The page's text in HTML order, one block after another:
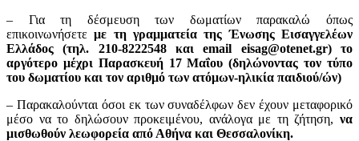
– Για τη δέσμευση των δωματίων παρακαλώ όπως
επικοινωνήσετε με τη γραμματεία της Ένωσης Εισαγγελέων
Ελλάδος (τηλ. 210-8222548 και email eisag@otenet.gr) το
αργότερο μέχρι Παρασκευή 17 Μαΐου (δηλώνοντας τον τύπο
του δωματίου και τον αριθμό των ατόμων-ηλικία παιδιού/ών)
– Παρακαλούνται όσοι εκ των συναδέλφων δεν έχουν μεταφορικό
μέσο να το δηλώσουν προκειμένου, ανάλογα με τη ζήτηση, να
μισθωθούν λεωφορεία από Αθήνα και Θεσσαλονίκη.